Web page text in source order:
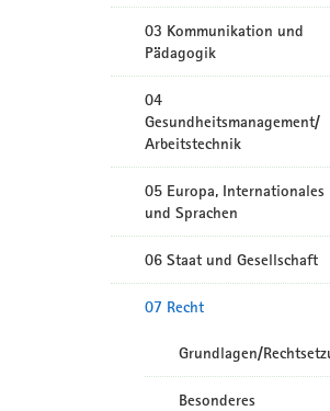
03 Kommunikation und
Pädagogik
04
Gesundheitsmanagement/
Arbeitstechnik
05 Europa, Internationales
und Sprachen
06 Staat und Gesellschaft
07 Recht
Grundlagen/
Besonderes